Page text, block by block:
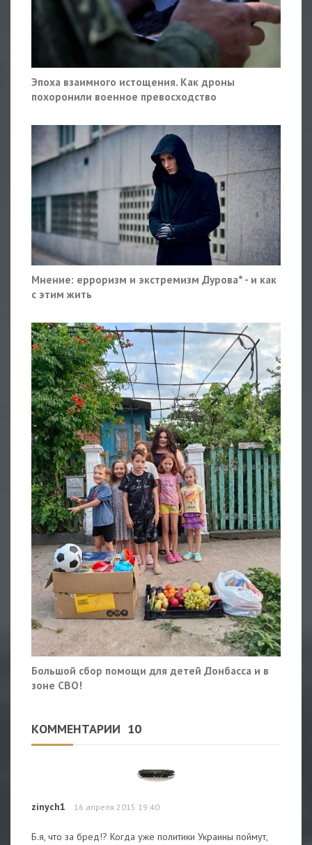
Эпоха взаимного истощения. Как дроны
похоронили военное превосходство
Мнение: ерроризм и экстремизм Дурова* - и как
с этим жить
Большой сбор помощи для детей Донбасса и в
зоне СВО!
КОММЕНТАРИИ 10
zinych1 16 апреля 2015 19:40
Б.я, что за бред!? Когда уже политики Украины поймут,